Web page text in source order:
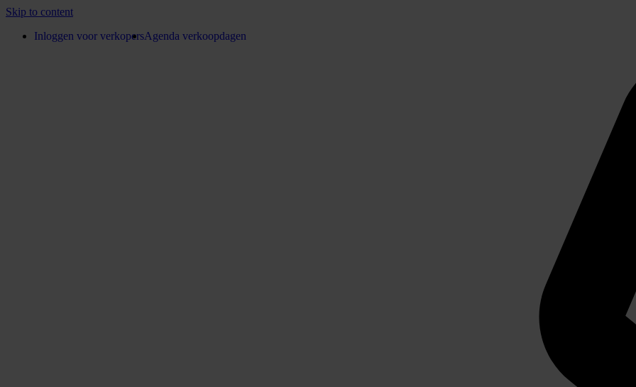
Skip to content
Inloggen voor verkopersAgenda verkoopdagen